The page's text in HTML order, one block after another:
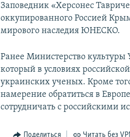
Заповедник «Херсонес
оккупированного Россией
мирового наследия ЮНЕСКО.
Ранее Министерство
который в условиях
украинских ученых. Кроме
намерение обратиться в
сотрудничать с российскими
Поделиться Читать без